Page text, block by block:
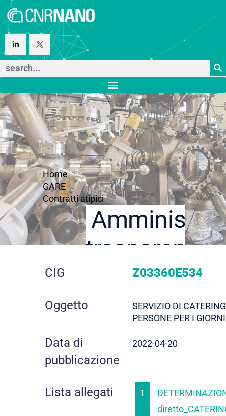
Home
GARE
Contratti atipici
trasparente
dettaglio
gara
CIG Z03360E534
Oggetto
SERVIZIO DI
PERSONE PER I
Data di
pubblicazione
2022-04-20
Lista allegati 1